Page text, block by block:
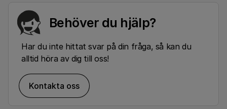
Behöver du hjälp?
Har du inte hittat svar på din fråga, så kan du
alltid höra av dig till oss!
Kontakta oss